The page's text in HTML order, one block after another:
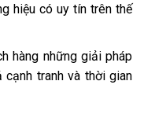
hiệu có uy tín trên thế
hàng những giải pháp
tranh và thời gian